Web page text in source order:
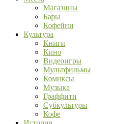
Магазины
Бары
Кофейни
Культура
Книги
Кино
Видеоигры
Мультфильмы
Комиксы
Музыка
Граффити
Субкультуры
Кофе